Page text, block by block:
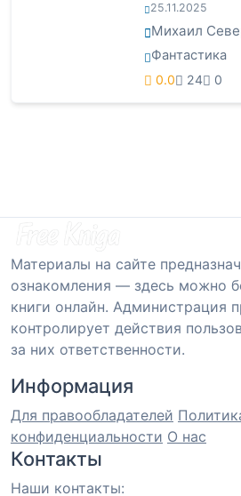
25.11.2025
Михаил
Фантастика
0.0 24 0
Материалы на сайте
ознакомления — здесь можно
книги онлайн. Администрация
контролирует действия
за них ответственности.
Информация
Для правообладателей
конфиденциальности О нас
Контакты
Наши контакты: